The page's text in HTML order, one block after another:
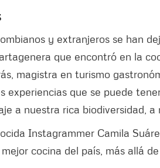
y extranjeros se han
que encontró en la
magistra en turismo
experiencias que se puede
a nuestra rica biodiversidad,
Instagrammer Camila
cocina del país, más allá